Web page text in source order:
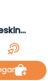
500